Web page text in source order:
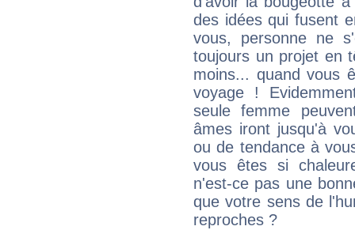
des idées qui fusent
vous, personne ne
toujours un projet en
moins... quand vous
voyage !
seule femme
âmes iront jusqu'à
ou de tendance à
vous êtes si
n'est-ce pas une
que votre sens de
reproches ?